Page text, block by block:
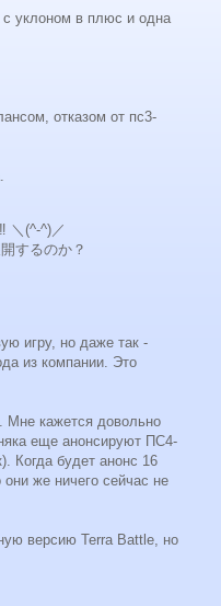
с уклоном в плюс и одна
отказом от пс3-
＼(^-^)／
するのか？
игру, но даже так -
из компании. Это
Мне кажется довольно
еще анонсируют ПС4-
Когда будет анонс 16
же ничего сейчас не
версию Terra Battle, но